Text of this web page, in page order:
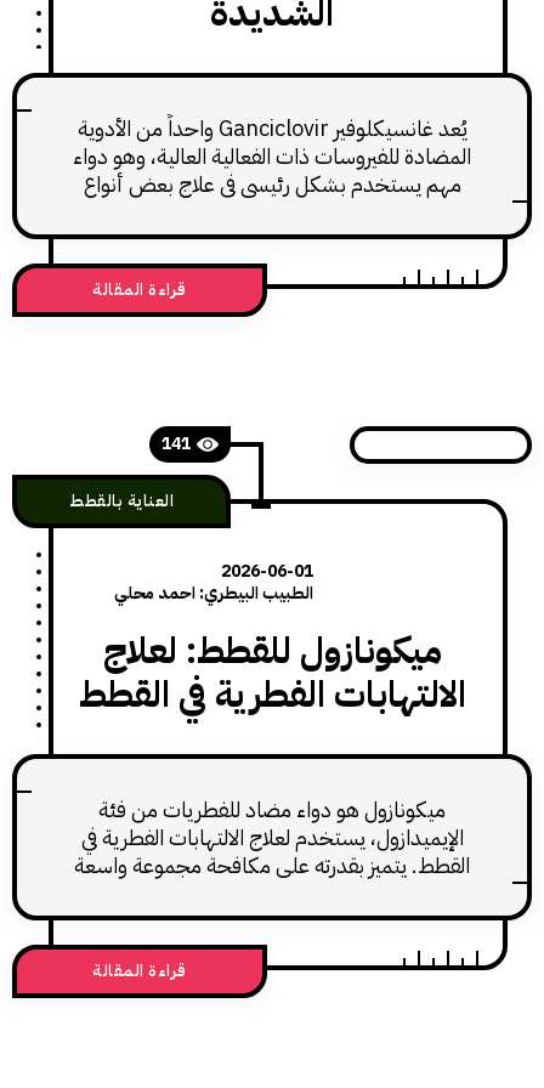
الشديدة
يُعد غانسيكلوفير Ganciclovir واحداً من الأدوية
للفيروسات ذات الفعالية العالية، وهو دواء
يستخدم بشكل رئيسي في علاج بعض أنواع
الفيروسية الخطيرة. على الرغم من أنه ليس
الأدوية الشائع استعمالها في الطب البيطري
إلا أن له استخدامات محددة في القطط،
في الحالات الفيروسية الشديدة مثل التهاب
الشبكية الفيروسي الناجم عن
قراءة المقالة
141
العناية بالقطط
الطبيب البيطري: احمد محلي
ميكونازول للقطط: لعلاج
الفطرية في القطط
ميكونازول هو دواء مضاد للفطريات من فئة
يستخدم لعلاج الالتهابات الفطرية في
يتميز بقدرته على مكافحة مجموعة واسعة
من الفطريات، بما في ذلك الفطريات الجلدية
والخمائر مثل Malassezia. كما له نشاط مضاد
محدود. يُستخدم ميكونازول غالبًا بشكل
على الجلد أو الأغشية المخاطية، ويعد
فعالًا لعلاج التهابات الجلد الفطرية مثل التهاب
قراءة المقالة